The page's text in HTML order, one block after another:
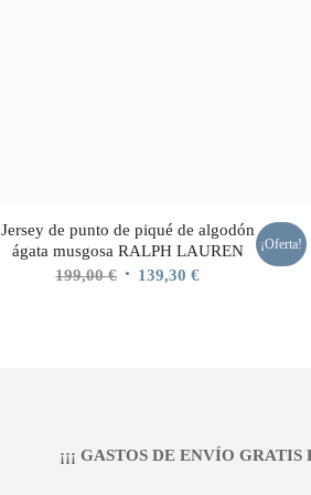
Jersey de punto de piqué de algodón
ágata musgosa RALPH LAUREN
199,00€ El 139,30€El
¡Oferta!
¡¡¡ GASTOS DE ENVÍO